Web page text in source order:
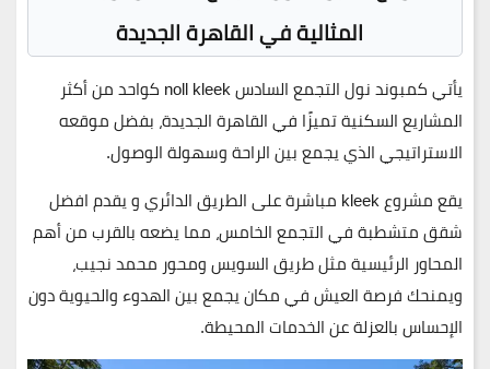
المثالية في القاهرة الجديدة
يأتيكمبوند نول التجمع السادس
noll kleek كواحد من أكثر
المشاريع السكنية تميزًا فيالقاهرة الجديدة، بفضل موقعه
الاستراتيجي الذي يجمع بين الراحة وسهولة الوصول.
يقعمشروع kleek
مباشرة على الطريق الدائري و يقدم افضل
شقق متشطبة في التجمع الخامس، مما يضعه بالقرب من أهم
المحاور الرئيسية مثلطريق السويسومحور محمد نجيب،
ويمنحك فرصة العيش في مكان يجمع بين الهدوء والحيوية دون
الإحساس بالعزلة عن الخدمات المحيطة.